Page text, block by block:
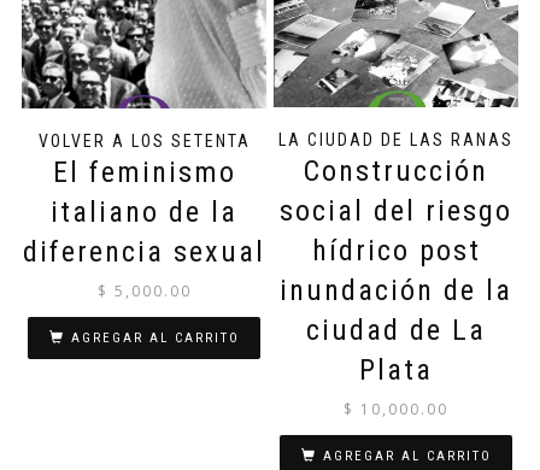
VOLVER A LOS SETENTA
El feminismo
italiano de la
diferencia sexual
$ 5,000.00
AGREGAR AL CARRITO
LA CIUDAD DE LAS RANAS
Construcción
social del riesgo
hídrico post
inundación de la
ciudad de La
Plata
$ 10,000.00
AGREGAR AL CARRITO